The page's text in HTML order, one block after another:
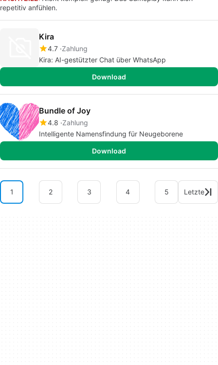
repetitiv anfühlen.
Kira
4.7 Zahlung
Kira: AI-gestützter Chat über WhatsApp
Download
Bundle of Joy
4.8 Zahlung
Intelligente Namensfindung für Neugeborene
Download
1 2 3 4 5 Letzte